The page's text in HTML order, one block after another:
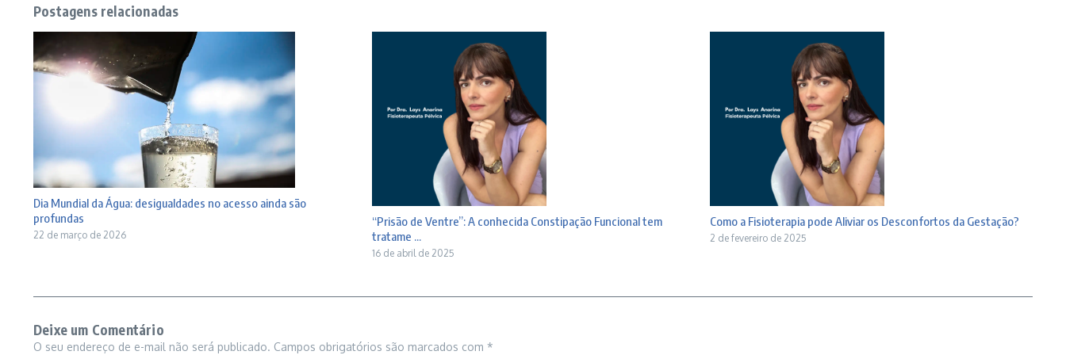
Postagens relacionadas
Dia Mundial da Água: desigualdades no acesso ainda são
profundas
22 de março de 2026
“Prisão de Ventre”: A conhecida Constipação Funcional tem
tratame ...
16 de abril de 2025
Como a Fisioterapia pode Aliviar os Desconfortos da Gestação?
2 de fevereiro de 2025
Deixe um Comentário
O seu endereço de e-mail não será publicado. Campos obrigatórios são marcados com *